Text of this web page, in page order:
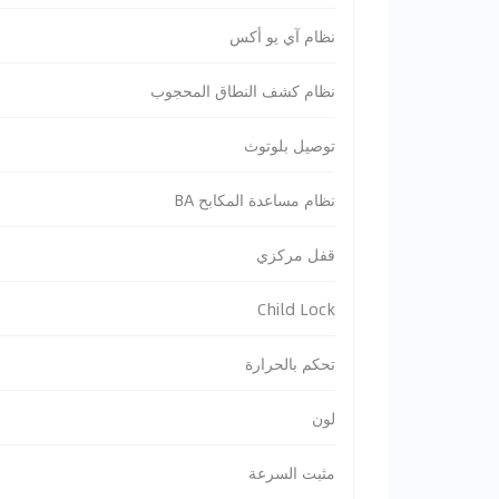
نظام آي يو أكس
نظام كشف النطاق المحجوب
توصيل بلوتوث
نظام مساعدة المكابح BA
قفل مركزي
Child Lock
تحكم بالحرارة
لون
مثبت السرعة